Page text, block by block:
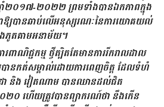
នាំ២០១៧-២០២២ ព្រមទាំងបានឯកភាពក្នុង
ខាឱ្យបានឆាប់លើអនុស្សរណៈនៃការយោគយល់
ងភូតគាមអនាម័យ។
ពាណិជ្ជកម្ម ថ្វីត្បិតតែមានការរីករាលដាល
បានកត់សម្គាល់ដោយការពេញចិត្ត ដែលទំហំ
ម្ពុជា និង វៀតណាម បានឈានដល់ជិត
០២០ ហើយត្រូវបានព្យាករណ៍ថា នឹងកើន